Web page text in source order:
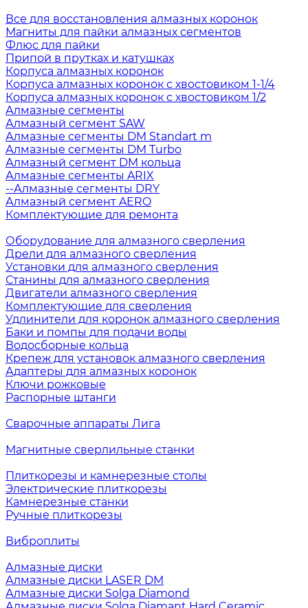
Все для восстановления алмазных коронок
Магниты для пайки алмазных сегментов
Флюс для пайки
Припой в прутках и катушках
Корпуса алмазных коронок
Корпуса алмазных коронок с хвостовиком 1-1/4
Корпуса алмазных коронок с хвостовиком 1/2
Алмазные сегменты
Алмазный сегмент SAW
Алмазные сегменты DM Standart m
Алмазные сегменты DM Turbo
Алмазный сегмент DM кольца
Алмазные сегменты ARIX
--Алмазные сегменты DRY
Алмазный сегмент AERO
Комплектующие для ремонта
Оборудование для алмазного сверления
Дрели для алмазного сверления
Установки для алмазного сверления
Станины для алмазного сверления
Двигатели алмазного сверления
Комплектующие для сверления
Удлинители для коронок алмазного сверления
Баки и помпы для подачи воды
Водосборные кольца
Крепеж для установок алмазного сверления
Адаптеры для алмазных коронок
Ключи рожковые
Распорные штанги
Сварочные аппараты Лига
Магнитные сверлильные станки
Плиткорезы и камнерезные столы
Электрические плиткорезы
Камнерезные станки
Ручные плиткорезы
Виброплиты
Алмазные диски
Алмазные диски LASER DM
Алмазные диски Solga Diamond